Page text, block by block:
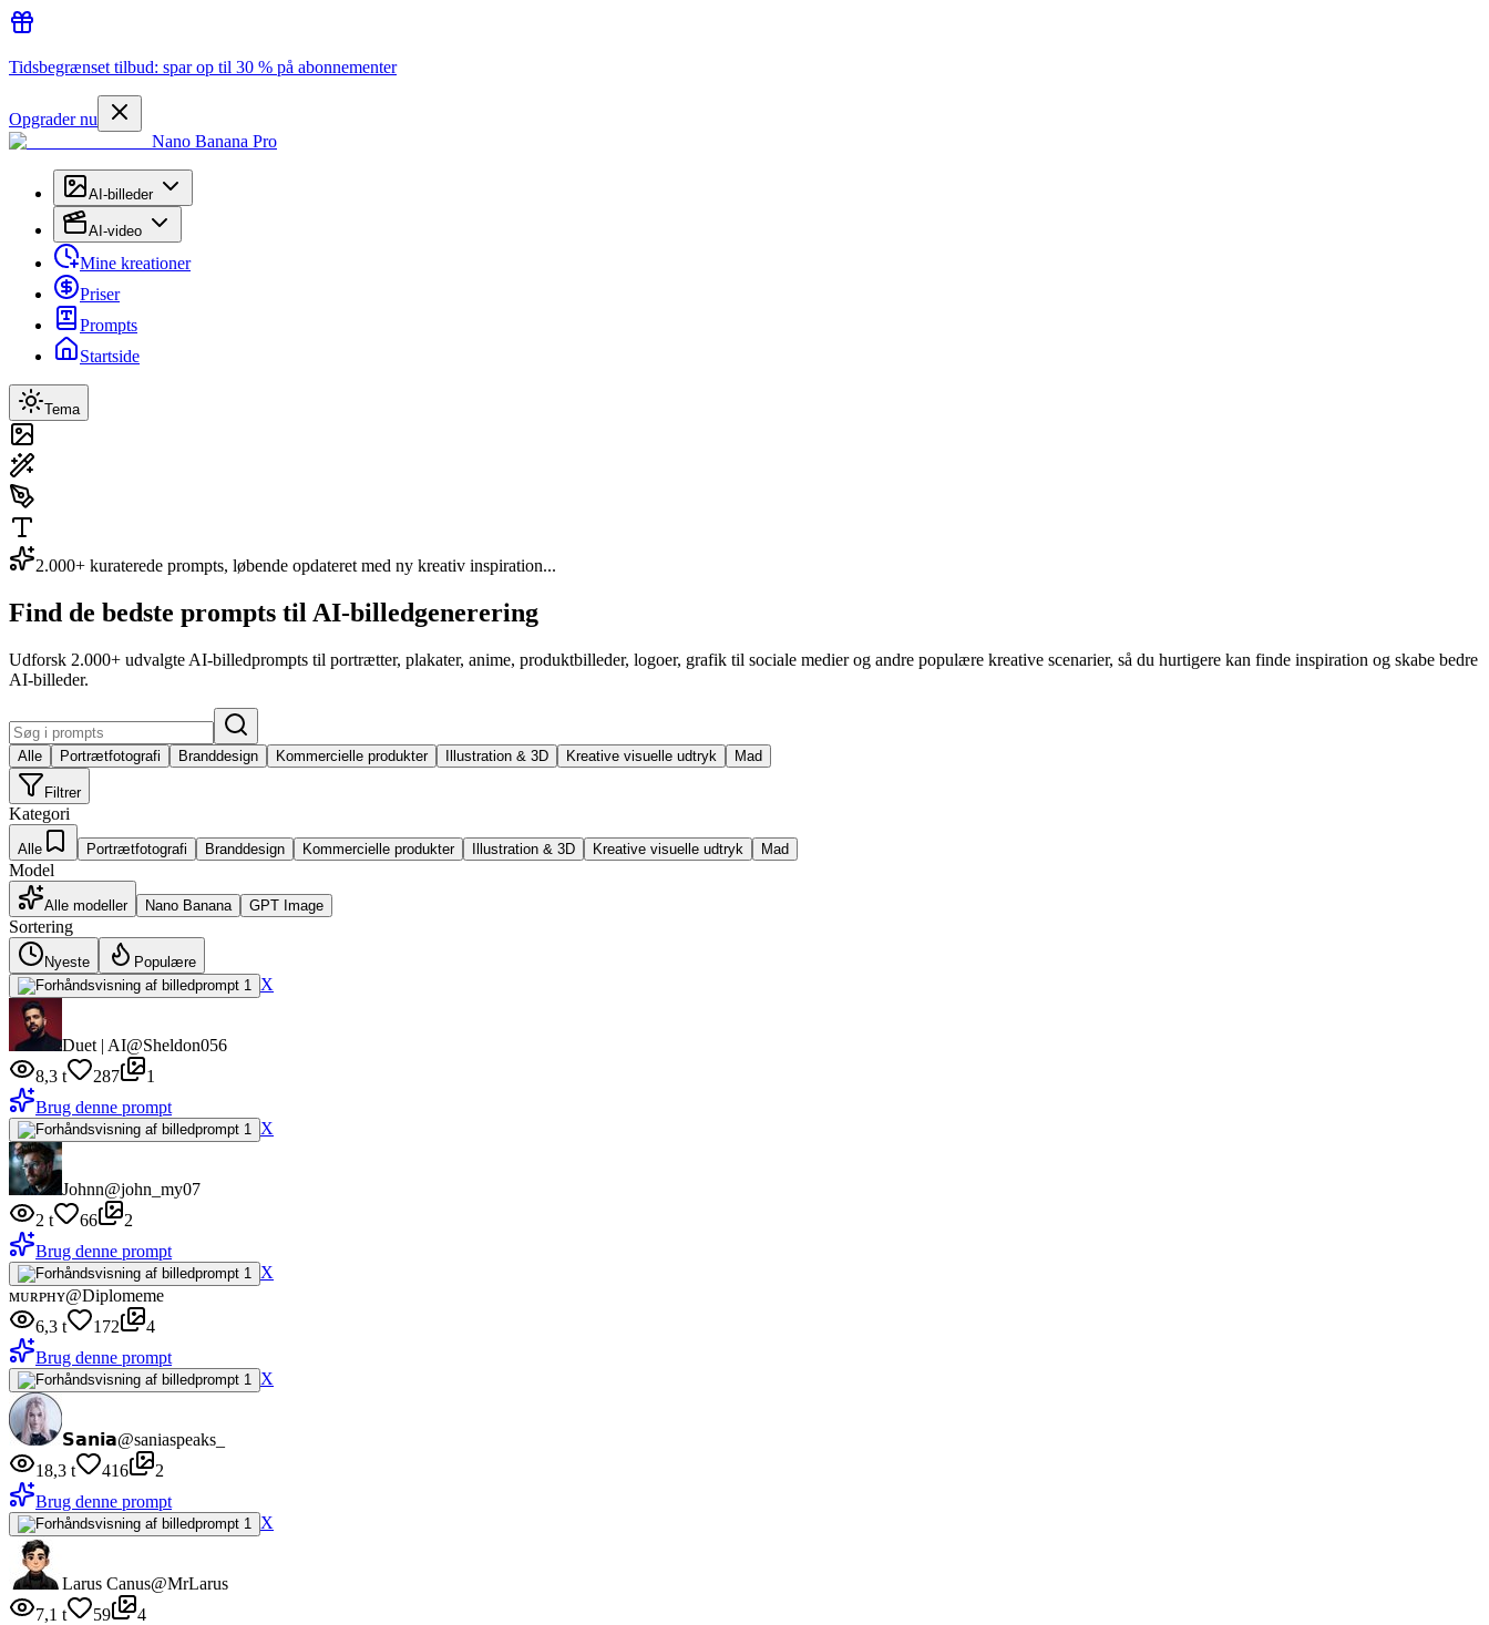
Tidsbegrænset tilbud: spar op til 30 % på abonnementer
Opgrader nu
Nano Banana Pro
AI-billeder
AI-video
Mine kreationer
Priser
Prompts
Startside
Tema
2.000+ kuraterede prompts, løbende opdateret med ny kreativ inspiration...
Find de bedste prompts til AI-billedgenerering
Udforsk 2.000+ udvalgte AI-billedprompts til portrætter, plakater, anime, produktbilleder, logoer, grafik til sociale medier og andre populære kreative scenarier, så du hurtigere kan finde inspiration og skabe bedre
AI-billeder.
Alle Portrætfotografi Branddesign Kommercielle produkter Illustration & 3D Kreative visuelle udtryk Mad
Filtrer
Kategori
Alle Portrætfotografi Branddesign Kommercielle produkter Illustration & 3D Kreative visuelle udtryk Mad
Model
Alle modeller Nano Banana GPT Image
Sortering
Nyeste Populære
X
Duet | AI@Sheldon056
8,3 t
287
1
Brug denne prompt
X
Johnn@john_my07
2 t
66
2
Brug denne prompt
X
ᴍᴜʀᴘʜʏ@Diplomeme
6,3 t
172
4
Brug denne prompt
X
𝗦𝗮𝗻𝗶𝗮@saniaspeaks_
18,3 t
416
2
Brug denne prompt
X
Larus Canus@MrLarus
7,1 t
59
4